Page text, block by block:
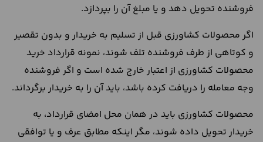
فروشنده تحویل دهد و یا مبلغ آن را بپردازد.
اگر محصولات کشاورزی قبل از تسلیم به خریدار و بدون تقصیر
و کوتاهی از طرف فروشنده تلف شوند، نمونه قرارداد خرید
محصولات کشاورزی از اعتبار خارج شده است و اگر فروشنده
وجه معامله را دریافت کرده باشد، باید آن را به خریدار برگرداند.
محصولات کشاورزی باید در همان محل امضای قرارداد، به
خریدار تحویل داده شوند، مگر اینکه مطابق عرف و یا توافقی